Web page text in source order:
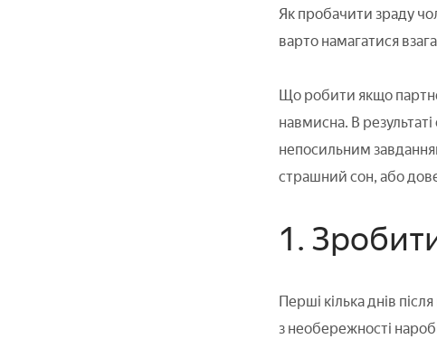
Як пробачити зраду
варто намагатися
Що робити якщо
навмисна. В
непосильним
страшний сон, або
1.
Перші кілька днів
з необережності